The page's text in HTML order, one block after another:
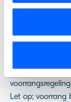
Wil je je keuze
Dat kan op elk
We werken
kunnen
voor de e-mail
huidige
meld het bij het
Let op; voorrang